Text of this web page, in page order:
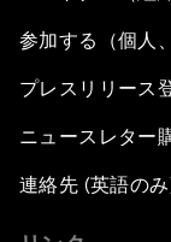
参加する（個人
プレスリリース
ニュースレター
連絡先 (英語の